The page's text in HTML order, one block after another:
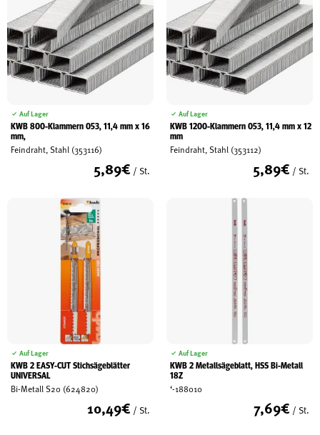
Auf Lager
KWB 800-Klammern 053, 11,4 mm x 16
mm,
Feindraht, Stahl (353116)
5,89€ / St.
Auf Lager
KWB 1200-Klammern 053, 11,4 mm x 12
mm
Feindraht, Stahl (353112)
5,89€ / St.
Auf Lager
KWB 2 EASY-CUT Stichsägeblätter
UNIVERSAL
Bi-Metall S20 (624820)
10,49€ / St.
Auf Lager
KWB 2 Metallsägeblatt, HSS Bi-Metall
18Z
‘-188010
7,69€ / St.